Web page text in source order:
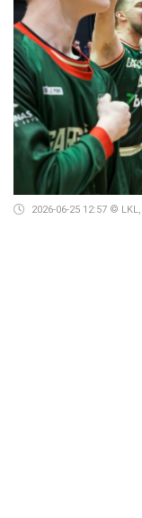
2026-06-25 12:57 ©